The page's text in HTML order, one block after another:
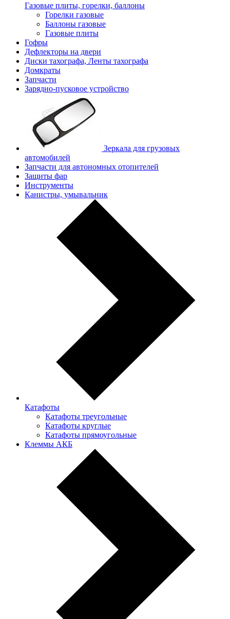
Газовые плиты, горелки, баллоны
Горелки газовые
Баллоны газовые
Газовые плиты
Гофры
Дефлекторы на двери
Диски тахографа, Ленты тахографа
Домкраты
Запчасти
Зарядно-пусковое устройство
Зеркала для грузовых
автомобилей
Запчасти для автономных отопителей
Защиты фар
Инструменты
Канистры, умывальник
Катафоты
Катафоты треугольные
Катафоты круглые
Катафоты прямоугольные
Клеммы АКБ